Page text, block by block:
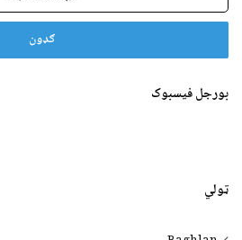
بورجل فیسبوک
ټولي